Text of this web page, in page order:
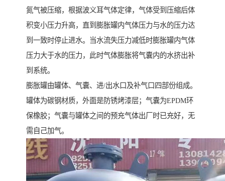
氮气被压缩，根据波义耳气体定律，气体受到压缩后体
积变小压力升高，直到膨胀罐内气体压力与水的压力达
到一致时停止进水。当水流失压力减低时膨胀罐内气体
压力大于水的压力，此时气体膨胀将气囊内的水挤出补
到系统。
膨胀罐由罐体、气囊、进/出水口及补气口四部份组成。
罐体为碳钢材质，外面是防锈烤漆层；气囊为EPDM环
保橡胶；气囊与罐体之间的预充气体出厂时已充好，无
需自己加气。